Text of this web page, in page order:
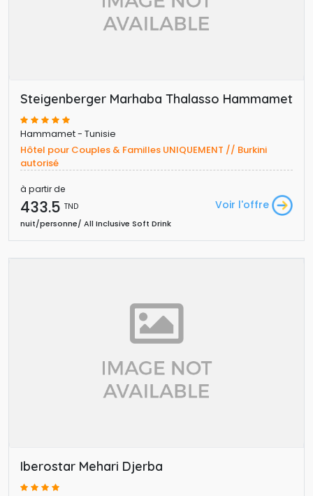
Steigenberger Marhaba Thalasso Hammamet
Hammamet - Tunisie
Hôtel pour Couples & Familles UNIQUEMENT // Burkini
autorisé
à partir de
433.5 TND
nuit/personne/ All Inclusive Soft Drink
Voir l'offre
Iberostar Mehari Djerba